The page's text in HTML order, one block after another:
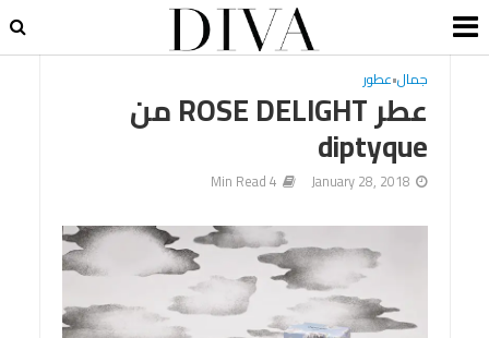
جمال•عطور
عطر ROSE DELIGHT من
diptyque
January 28, 2018
4 Min Read